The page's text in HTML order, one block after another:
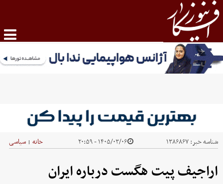
شناسه خبر:۱۳۸۶۸۶۷ ۱۴۰۵/۰۳/۰۶ - ۲۰:۵۹ خانه | سیاسی
اراجیف پیت هگست درباره ایران